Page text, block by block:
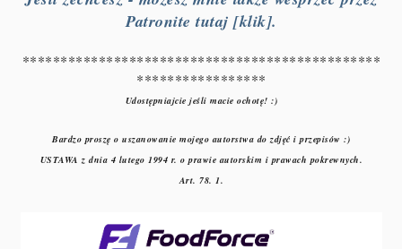
Patronite tutaj [klik].
***********************************************
*****************
Udostępniajcie jeśli macie ochotę! :)
Bardzo proszę o uszanowanie mojego autorstwa do zdjęć i przepisów :)
USTAWA z dnia 4 lutego 1994 r. o prawie autorskim i prawach pokrewnych.
Art. 78. 1.